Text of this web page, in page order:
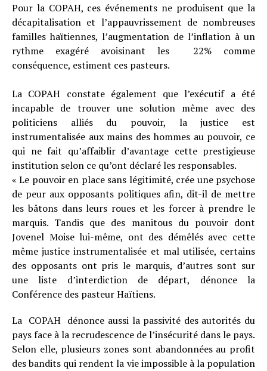
Pour la COPAH, ces événements ne produisent que la
décapitalisation et l’appauvrissement de nombreuses
familles haïtiennes, l’augmentation de l’inflation à un
rythme exagéré avoisinant les 22% comme
conséquence, estiment ces pasteurs.
La COPAH constate également que l’exécutif a été
incapable de trouver une solution même avec des
politiciens alliés du pouvoir, la justice est
instrumentalisée aux mains des hommes au pouvoir, ce
qui ne fait qu’affaiblir d’avantage cette prestigieuse
institution selon ce qu’ont déclaré les responsables.
« Le pouvoir en place sans légitimité, crée une psychose
de peur aux opposants politiques afin, dit-il de mettre
les bâtons dans leurs roues et les forcer à prendre le
marquis. Tandis que des manitous du pouvoir dont
Jovenel Moise lui-même, ont des démêlés avec cette
même justice instrumentalisée et mal utilisée, certains
des opposants ont pris le marquis, d’autres sont sur
une liste d’interdiction de départ, dénonce la
Conférence des pasteur Haïtiens.
La COPAH dénonce aussi la passivité des autorités du
pays face à la recrudescence de l’insécurité dans le pays.
Selon elle, plusieurs zones sont abandonnées au profit
des bandits qui rendent la vie impossible à la population